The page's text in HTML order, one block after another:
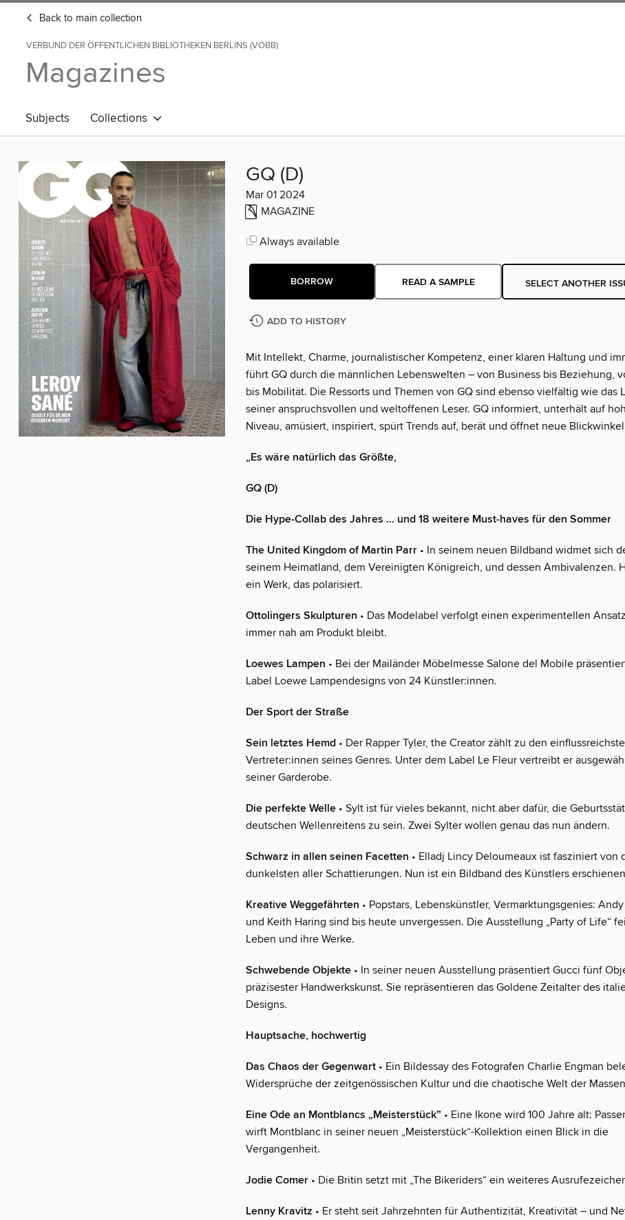
Back to main collection
VERBUND DER ÖFFENTLICHEN BIBLIOTHEKEN BERLINS (VÖBB)
Magazines
Subjects Collections
GQ (D)
Mar 01 2024
MAGAZINE
Always available
BORROW READ A SAMPLE SELECT ANOTHER
ADD TO HISTORY
Mit Intellekt, Charme, journalistischer Kompetenz, einer klaren Haltung und
führt GQ durch die männlichen Lebenswelten – von Business bis Beziehung,
bis Mobilität. Die Ressorts und Themen von GQ sind ebenso vielfältig wie das
seiner anspruchsvollen und weltoffenen Leser. GQ informiert, unterhält auf
Niveau, amüsiert, inspiriert, spürt Trends auf, berät und öffnet neue
„Es wäre natürlich das Größte,
GQ (D)
Die Hype-Collab des Jahres … und 18 weitere Must-haves für den Sommer
The United Kingdom of Martin Parr • In seinem neuen Bildband widmet sich
seinem Heimatland, dem Vereinigten Königreich, und dessen Ambivalenzen.
ein Werk, das polarisiert.
Ottolingers Skulpturen • Das Modelabel verfolgt einen experimentellen
immer nah am Produkt bleibt.
Loewes Lampen • Bei der Mailänder Möbelmesse Salone del Mobile
Label Loewe Lampendesigns von 24 Künstler:innen.
Der Sport der Straße
Sein letztes Hemd • Der Rapper Tyler, the Creator zählt zu den
Vertreter:innen seines Genres. Unter dem Label Le Fleur vertreibt er
seiner Garderobe.
Die perfekte Welle • Sylt ist für vieles bekannt, nicht aber dafür, die
deutschen Wellenreitens zu sein. Zwei Sylter wollen genau das nun ändern.
Schwarz in allen seinen Facetten • Elladj Lincy Deloumeaux ist fasziniert von
dunkelsten aller Schattierungen. Nun ist ein Bildband des Künstlers
Kreative Weggefährten • Popstars, Lebenskünstler, Vermarktungsgenies:
und Keith Haring sind bis heute unvergessen. Die Ausstellung „Party of Life“
Leben und ihre Werke.
Schwebende Objekte • In seiner neuen Ausstellung präsentiert Gucci fünf
präzisester Handwerkskunst. Sie repräsentieren das Goldene Zeitalter des
Designs.
Hauptsache, hochwertig
Das Chaos der Gegenwart • Ein Bildessay des Fotografen Charlie Engman
Widersprüche der zeitgenössischen Kultur und die chaotische Welt der
Eine Ode an Montblancs „Meisterstück” • Eine Ikone wird 100 Jahre alt:
wirft Montblanc in seiner neuen „Meisterstück“-Kollektion einen Blick in die
Vergangenheit.
Jodie Comer • Die Britin setzt mit „The Bikeriders“ ein weiteres
Lenny Kravitz • Er steht seit Jahrzehnten für Authentizität, Kreativität – und